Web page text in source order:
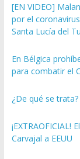
[EN VIDEO]
por el
Santa Lucía del
En Bélgica
para combatir el
¿De qué se
Carvajal a EEUU